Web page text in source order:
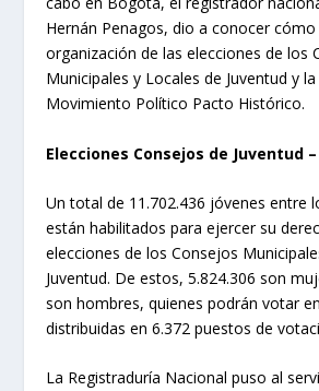
Hernán Penagos, dio a conocer cómo
organización de las elecciones de los
Municipales y Locales de Juventud y
Movimiento Político Pacto Histórico.
Elecciones Consejos de Juventud
Un total de 11.702.436 jóvenes entre
están habilitados para ejercer su
elecciones de los Consejos
Juventud. De estos, 5.824.306 son
son hombres, quienes podrán votar
distribuidas en 6.372 puestos de
La Registraduría Nacional puso al